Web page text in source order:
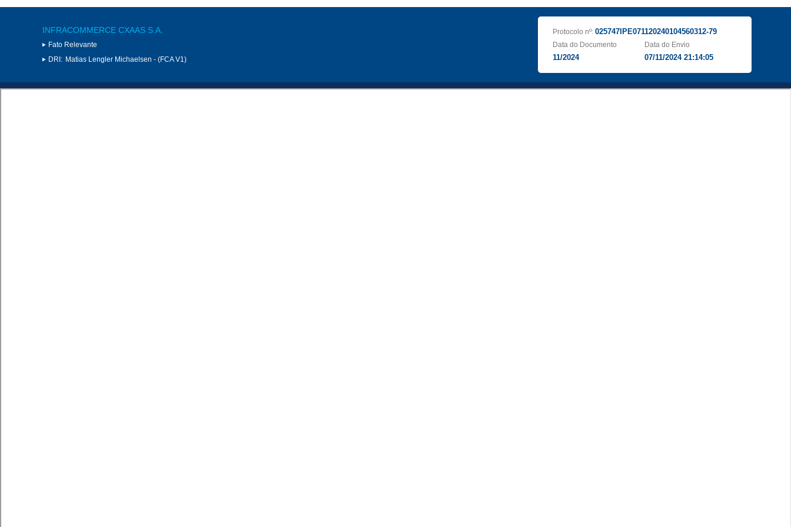
INFRACOMMERCE CXAAS S.A.
Fato Relevante
DRI: Matias Lengler Michaelsen - (FCA V1)
Protocolo nº: 025747IPE071120240104560312-79
Data do Documento
11/2024
Data do Envio
07/11/2024 21:14:05